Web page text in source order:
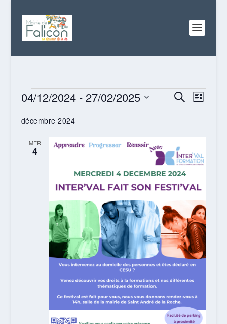
ÉVÈNEMENTS
VUES
RECHERCHE
VUES
LISTE
04/12/2024 - 27/02/2025
une
décembre 2024
MER
4